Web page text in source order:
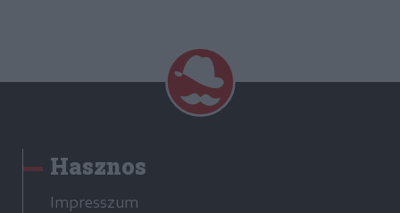
Hasznos
Impresszum